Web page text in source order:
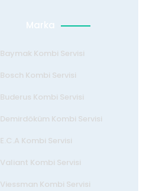
Marka
Baymak Kombi Servisi
Bosch Kombi Servisi
Buderus Kombi Servisi
Demirdöküm Kombi Servisi
E.C.A Kombi Servisi
Valiant Kombi Servisi
Viessman Kombi Servisi